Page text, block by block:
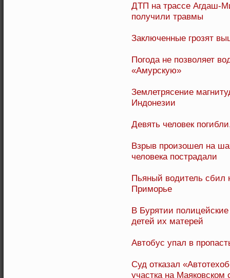
ДТП на трассе Агдаш-
получили травмы
Заключенные грозят
Погода не позволяет
«Амурскую»
Землетрясение
Индонезии
Девять человек
Взрыв произошел на
человека пострадали
Пьяный водитель сбил
Приморье
В Бурятии
детей их матерей
Автобус упал в
Суд отказал
участка на Маяковском